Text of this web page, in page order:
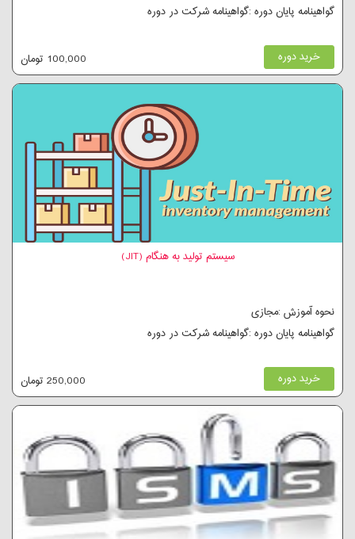
گواهینامه پایان دوره :گواهینامه شرکت در دوره
خرید دوره 100,000 تومان
سیستم تولید به هنگام (JIT)
نحوه آموزش :مجازی
گواهینامه پایان دوره :گواهینامه شرکت در دوره
خرید دوره 250,000 تومان